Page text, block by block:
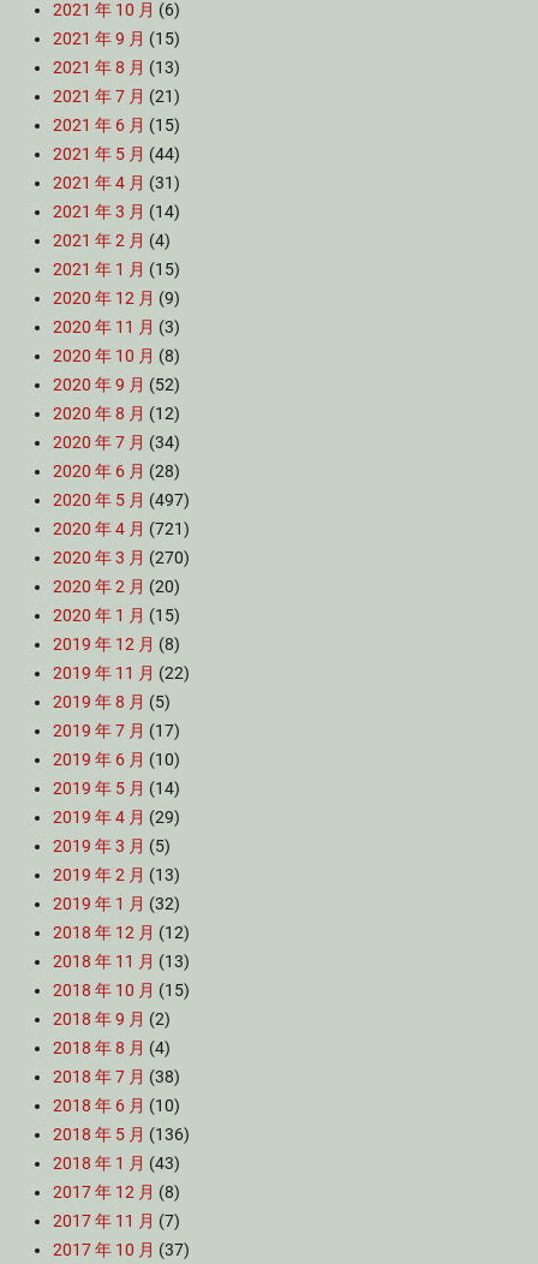
2021 年 10 月 (6)
2021 年 9 月 (15)
2021 年 8 月 (13)
2021 年 7 月 (21)
2021 年 6 月 (15)
2021 年 5 月 (44)
2021 年 4 月 (31)
2021 年 3 月 (14)
2021 年 2 月 (4)
2021 年 1 月 (15)
2020 年 12 月 (9)
2020 年 11 月 (3)
2020 年 10 月 (8)
2020 年 9 月 (52)
2020 年 8 月 (12)
2020 年 7 月 (34)
2020 年 6 月 (28)
2020 年 5 月 (497)
2020 年 4 月 (721)
2020 年 3 月 (270)
2020 年 2 月 (20)
2020 年 1 月 (15)
2019 年 12 月 (8)
2019 年 11 月 (22)
2019 年 8 月 (5)
2019 年 7 月 (17)
2019 年 6 月 (10)
2019 年 5 月 (14)
2019 年 4 月 (29)
2019 年 3 月 (5)
2019 年 2 月 (13)
2019 年 1 月 (32)
2018 年 12 月 (12)
2018 年 11 月 (13)
2018 年 10 月 (15)
2018 年 9 月 (2)
2018 年 8 月 (4)
2018 年 7 月 (38)
2018 年 6 月 (10)
2018 年 5 月 (136)
2018 年 1 月 (43)
2017 年 12 月 (8)
2017 年 11 月 (7)
2017 年 10 月 (37)